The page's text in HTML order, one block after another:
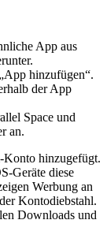
App aus
hinzufügen“.
der App
Space und
an.
Konto hinzugefügt.
Geräte diese
Werbung an
Kontodiebstahl.
Downloads und